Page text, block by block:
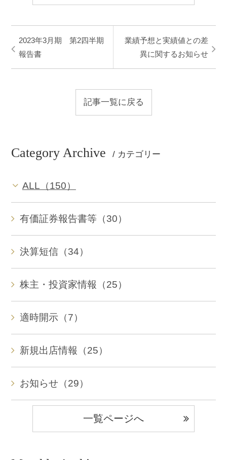
2023年3月期 第2四半期
報告書
業績予想と実績値との差
異に関するお知らせ
記事一覧に戻る
Category Archive / カテゴリー
ALL（150）
有価証券報告書等（30）
決算短信（34）
株主・投資家情報（25）
適時開示（7）
新規出店情報（25）
お知らせ（29）
一覧ページへ